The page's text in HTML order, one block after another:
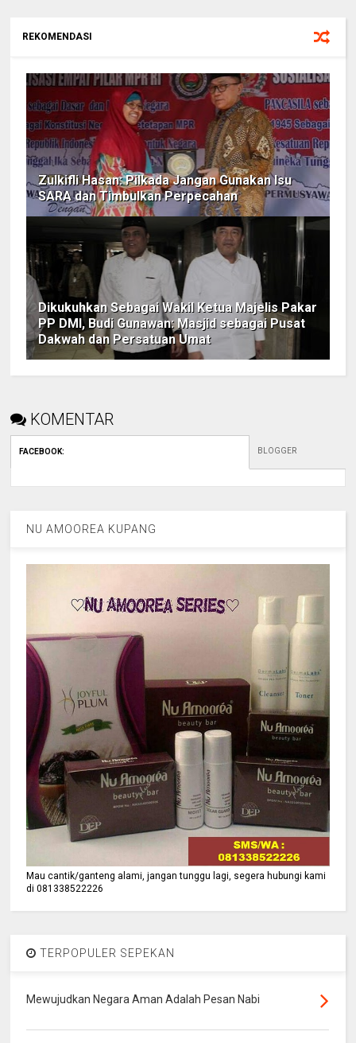
REKOMENDASI
Zulkifli Hasan: Pilkada Jangan Gunakan Isu
SARA dan Timbulkan Perpecahan
Dikukuhkan Sebagai Wakil Ketua Majelis Pakar
PP DMI, Budi Gunawan: Masjid sebagai Pusat
Dakwah dan Persatuan Umat
KOMENTAR
FACEBOOK: BLOGGER
NU AMOOREA KUPANG
Mau cantik/ganteng alami, jangan tunggu lagi, segera hubungi kami
di 081338522226
TERPOPULER SEPEKAN
Mewujudkan Negara Aman Adalah Pesan Nabi